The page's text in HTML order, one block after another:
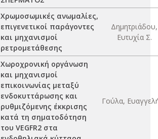
Χρωμοσωμικές ανωμαλίες,
επιγενετικοί παράγοντες
και μηχανισμοί
ρετρομετάθεσης
Δημητριάδου,
Ευτυχία Σ.
Χωροχρονική οργάνωση
και μηχανισμοί
επικοινωνίας μεταξύ
ενδοκυττάρωσης και
ρυθμιζόμενης έκκρισης
κατά τη σηματοδότηση
του VEGFR2 στα
Γούλα,